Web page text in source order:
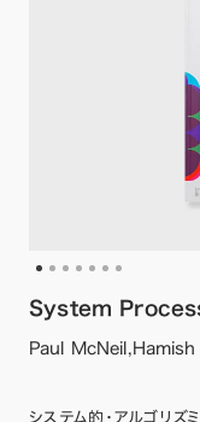
System
Paul
システム的・アルゴリ